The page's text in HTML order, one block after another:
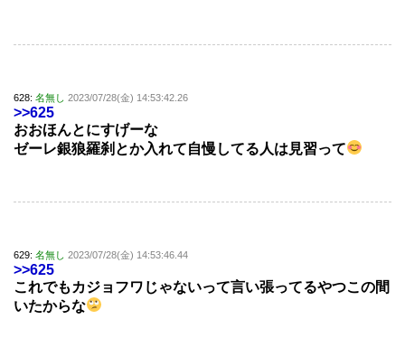
628: 名無し 2023/07/28(金) 14:53:42.26
>>625
おおほんとにすげーな
ゼーレ銀狼羅刹とか入れて自慢してる人は見習って
629: 名無し 2023/07/28(金) 14:53:46.44
>>625
これでもカジョフワじゃないって言い張ってるやつこの間
いたからな